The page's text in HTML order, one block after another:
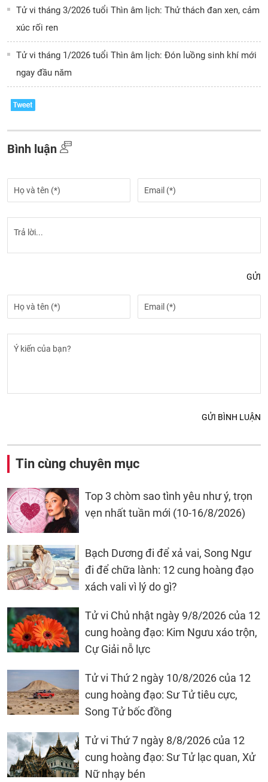
Tử vi tháng 3/2026 tuổi Thìn âm lịch: Thử thách đan xen, cảm
xúc rối ren
Tử vi tháng 1/2026 tuổi Thìn âm lịch: Đón luồng sinh khí mới
ngay đầu năm
Bình luận
GỬI
GỬI BÌNH LUẬN
Tin cùng chuyên mục
Top 3 chòm sao tình yêu như ý, trọn
vẹn nhất tuần mới (10-16/8/2026)
Bạch Dương đi để xả vai, Song Ngư
đi để chữa lành: 12 cung hoàng đạo
xách vali vì lý do gì?
Tử vi Chủ nhật ngày 9/8/2026 của 12
cung hoàng đạo: Kim Ngưu xáo trộn,
Cự Giải nỗ lực
Tử vi Thứ 2 ngày 10/8/2026 của 12
cung hoàng đạo: Sư Tử tiêu cực,
Song Tử bốc đồng
Tử vi Thứ 7 ngày 8/8/2026 của 12
cung hoàng đạo: Sư Tử lạc quan, Xử
Nữ nhạy bén